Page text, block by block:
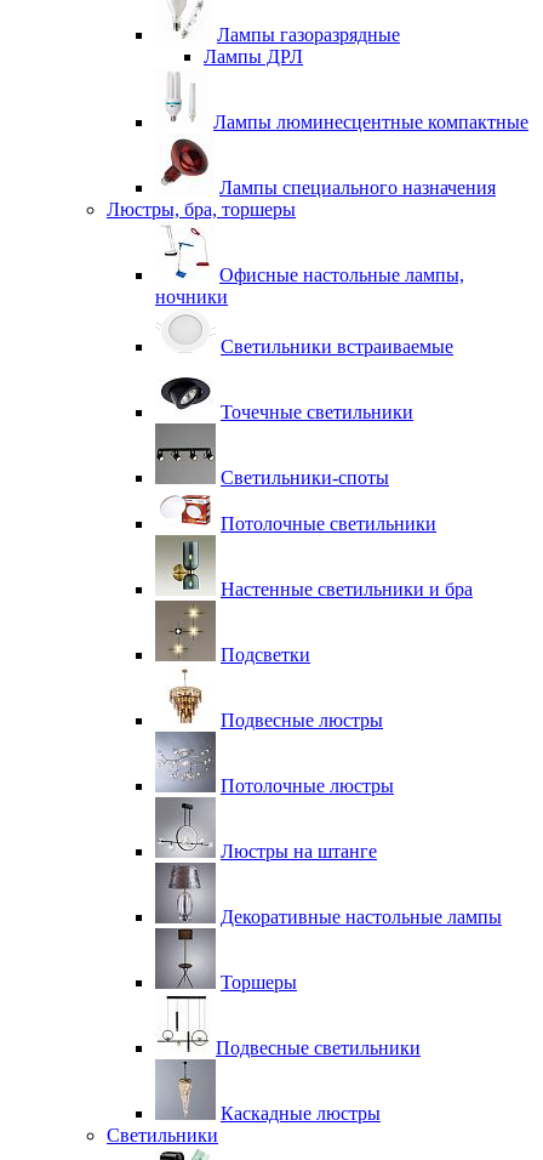
Лампы газоразрядные
Лампы ДРЛ
Лампы люминесцентные компактные
Лампы специального назначения
Люстры, бра, торшеры
Офисные настольные лампы,
ночники
Светильники встраиваемые
Точечные светильники
Светильники-споты
Потолочные светильники
Настенные светильники и бра
Подсветки
Подвесные люстры
Потолочные люстры
Люстры на штанге
Декоративные настольные лампы
Торшеры
Подвесные светильники
Каскадные люстры
Светильники